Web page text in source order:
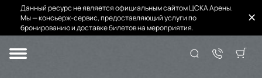
Данный ресурс не является официальным сайтом ЦСКА Арены.
Мы — консьерж-сервис, предоставляющий услуги по
бронированию и доставке билетов на мероприятия.